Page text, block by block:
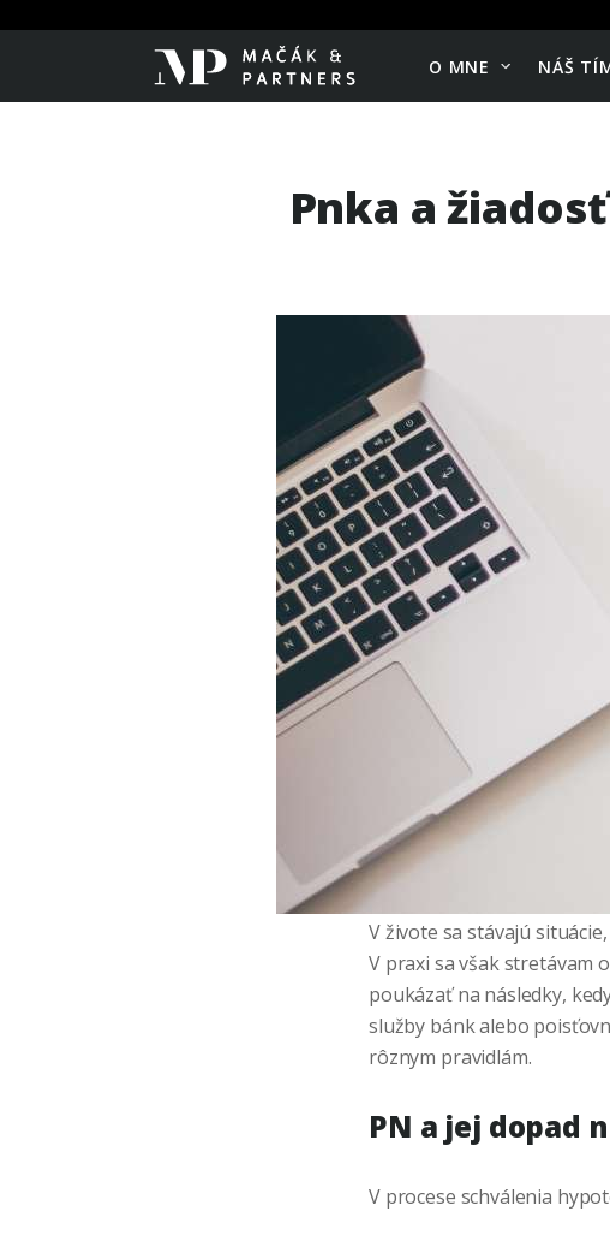
O MNE NÁŠ
Pnka a
V živote sa stávajú
V praxi sa však stretávam
poukázať na následky,
služby bánk alebo
rôznym pravidlám.
PN a jej dopad
V procese schválenia